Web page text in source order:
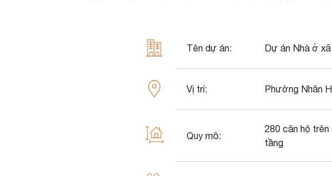
Mỹ Hào Green Park
Tên dự án: Dự án Nhà ở
Vị trí: Phường Nhân
Quy mô:
280 căn hộ
tầng